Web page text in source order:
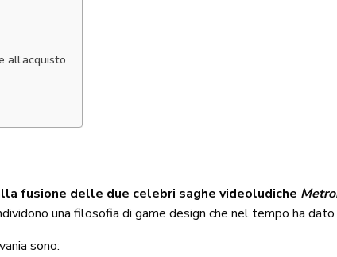
all’acquisto
fusione delle due celebri saghe videoludiche
una filosofia di game design che nel tempo ha
sono: